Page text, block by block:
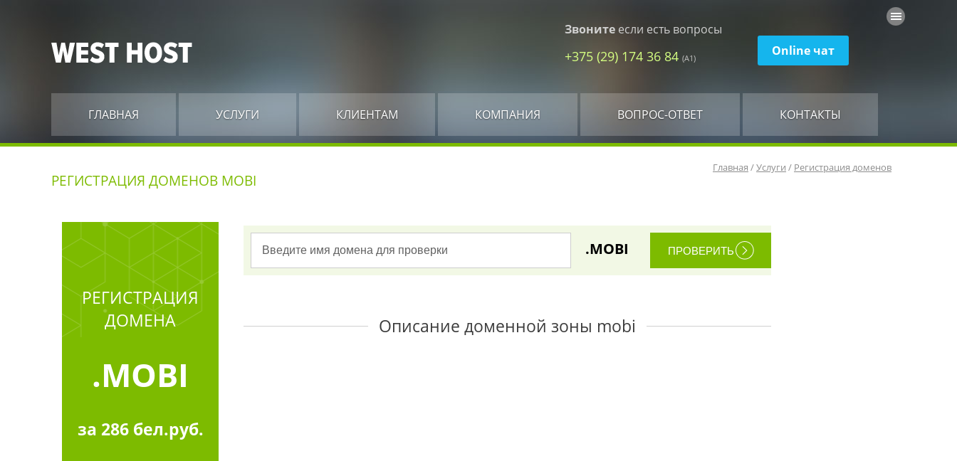
Звоните если есть вопросы
+375 (29) 174 36 84 (А1) Online чат
ГЛАВНАЯ УСЛУГИ КЛИЕНТАМ КОМПАНИЯ ВОПРОС-ОТВЕТ КОНТАКТЫ
Главная /Услуги / Регистрация доменов
РЕГИСТРАЦИЯ ДОМЕНОВ MOBI
РЕГИСТРАЦИЯ
ДОМЕНА
.MOBI
за 286бел.руб.
.MOBI
Описание доменной зоны mobi